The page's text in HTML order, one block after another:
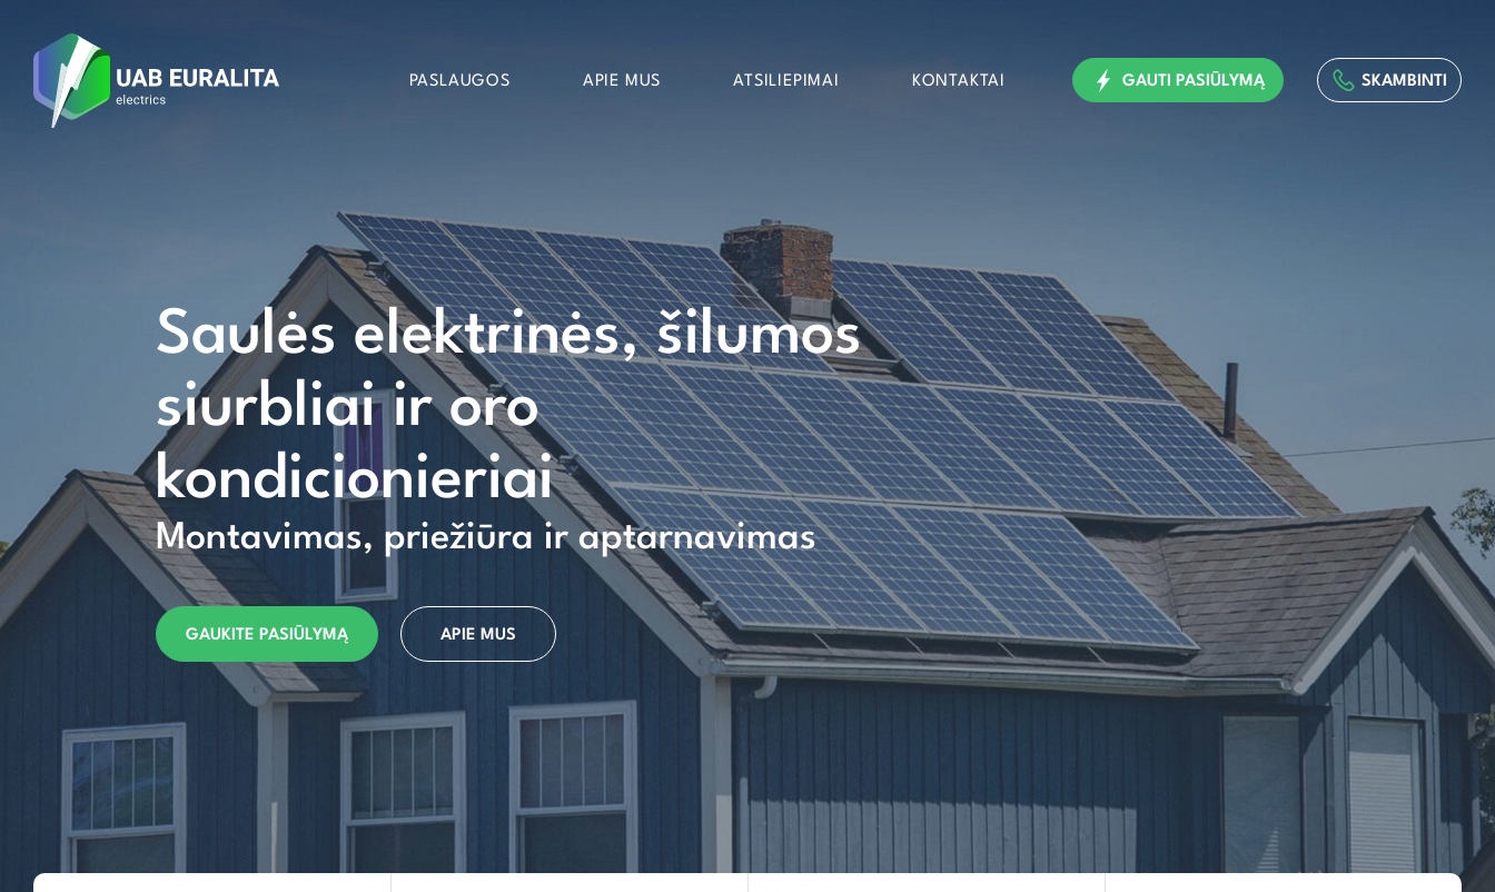
PASLAUGOS APIE MUS ATSILIEPIMAI KONTAKTAI GAUTI PASIŪLYMĄ SKAMBINTI
Saulės elektrinės, šilumos
siurbliai ir oro
kondicionieriai
Montavimas, priežiūra ir aptarnavimas
GAUKITE PASIŪLYMĄ APIE MUS